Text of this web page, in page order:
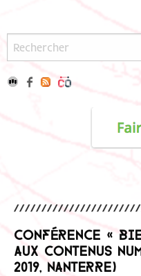
Conférence «
aux contenus
2019, Nanterre)